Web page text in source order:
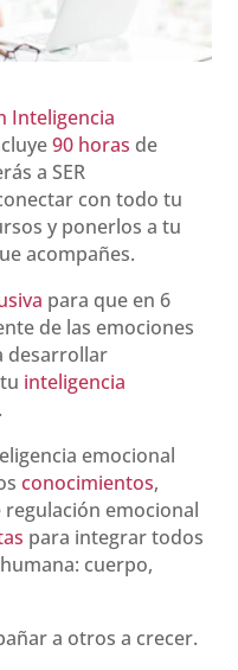
Inteligencia
90 horas de
a SER
con todo tu
y ponerlos a tu
acompañes.
para que en 6
de las emociones
desarrollar
inteligencia
.
emocional
conocimientos,
regulación emocional
para integrar todos
cuerpo,
a otros a crecer.